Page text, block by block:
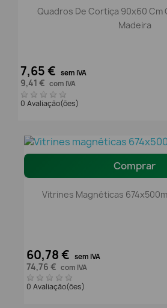
Quadros De Cortiça 90x60 Cm
Madeira
7,65 € sem IVA
9,41 € com IVA
0 Avaliação(ões)
Comprar
Vitrines Magnéticas
60,78 € sem IVA
74,76 € com IVA
0 Avaliação(ões)